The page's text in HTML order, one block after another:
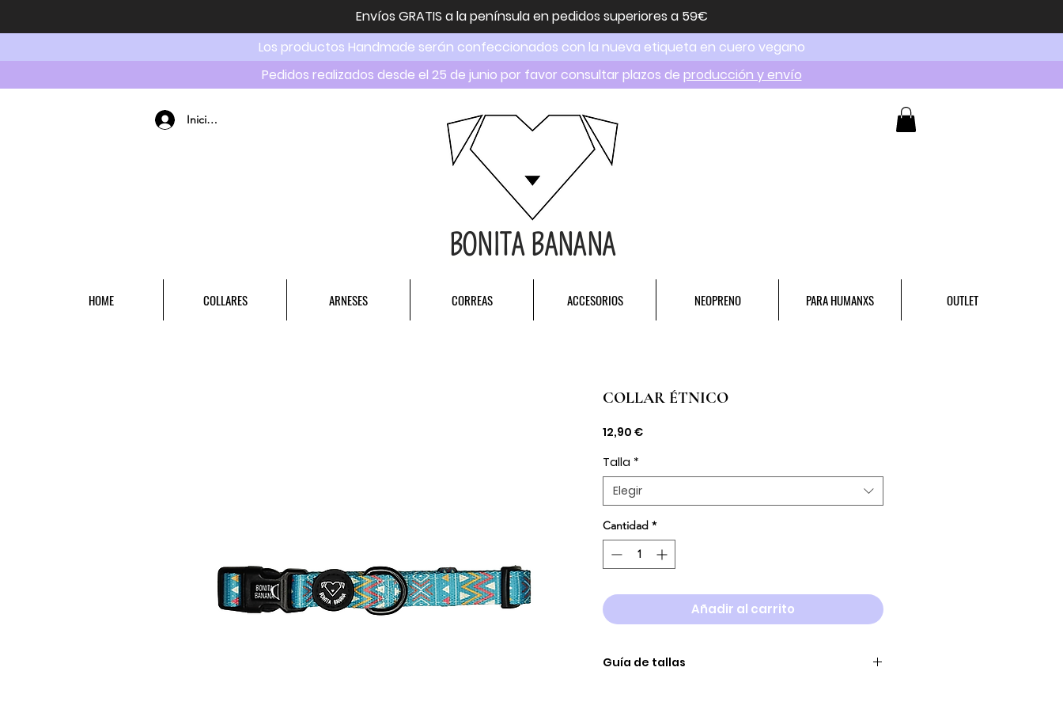
Envíos GRATIS a la península en pedidos superiores a 59€
Los productos Handmade serán confeccionados con la nueva etiqueta en cuero vegano
Pedidos realizados desde el 25 de junio por favor consultar plazos de producción y envío
Iniciar sesión
BONITA BANANA
HOME COLLARES ARNESES CORREAS ACCESORIOS NEOPRENO PARA HUMANXS OUTLET
COLLAR ÉTNICO
12,90 €Precio
Talla *
Elegir
Cantidad *
Añadir al carrito
Guía de tallas